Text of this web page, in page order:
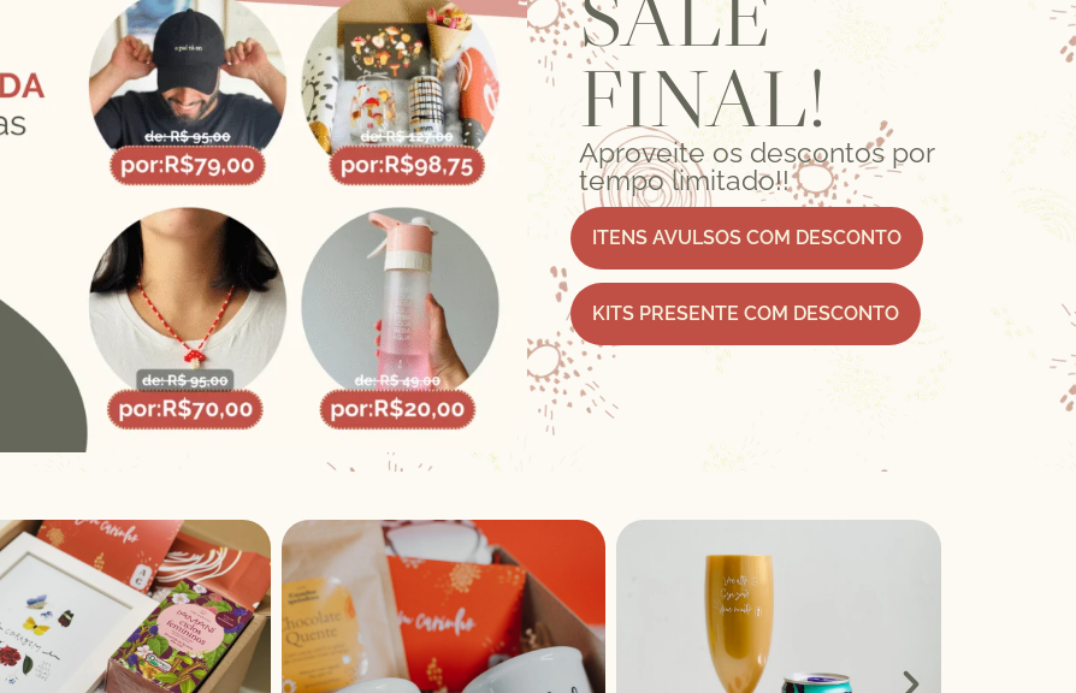
FINAL!
Aproveite os descontos por
tempo limitado!!
ITENS AVULSOS COM DESCONTO
KITS PRESENTE COM DESCONTO